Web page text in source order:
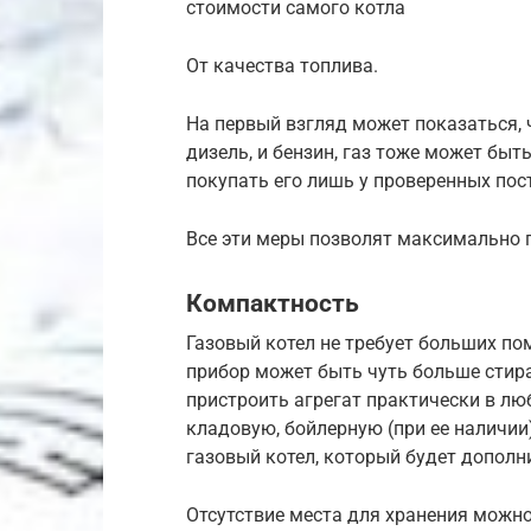
стоимости самого котла
От качества топлива.
На первый взгляд может
дизель, и бензин, газ тоже может
покупать его лишь у проверенных
Все эти меры позволят максимально
Компактность
Газовый котел не требует больших
прибор может быть чуть больше
пристроить агрегат практически в
кладовую, бойлерную (при ее
газовый котел, который будет
Отсутствие места для хранения